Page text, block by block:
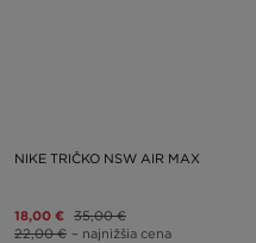
NIKE TRIČKO NSW AIR MAX
18,00 € 35,00 €
22,00 € – najnižšia cena